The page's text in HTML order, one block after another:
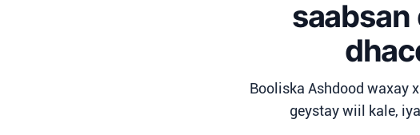
saabsan
Booliska Ashdood waxay
geystay wiil kale,